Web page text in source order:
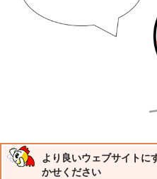
より良いウェブサイトに
かせください